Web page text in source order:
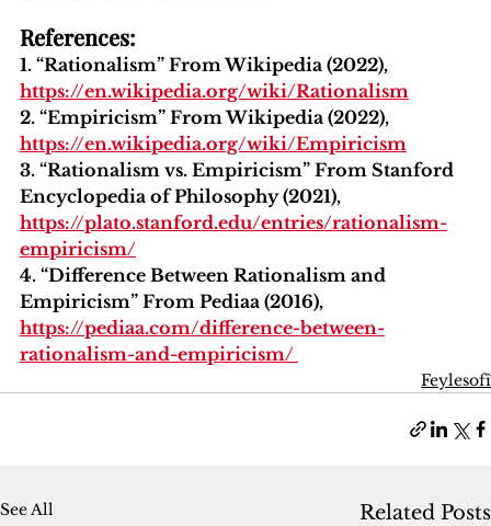
References:
1. “Rationalism” From Wikipedia (2022),
https://en.wikipedia.org/wiki/Rationalism
2. “Empiricism” From Wikipedia (2022),
https://en.wikipedia.org/wiki/Empiricism
3. “Rationalism vs. Empiricism” From Stanford
Encyclopedia of Philosophy (2021),
https://plato.stanford.edu/entries/rationalism-
empiricism/
4. “Difference Between Rationalism and
Empiricism” From Pediaa (2016),
https://pediaa.com/difference-between-
rationalism-and-empiricism/
Feylesofî
Related Posts
See All